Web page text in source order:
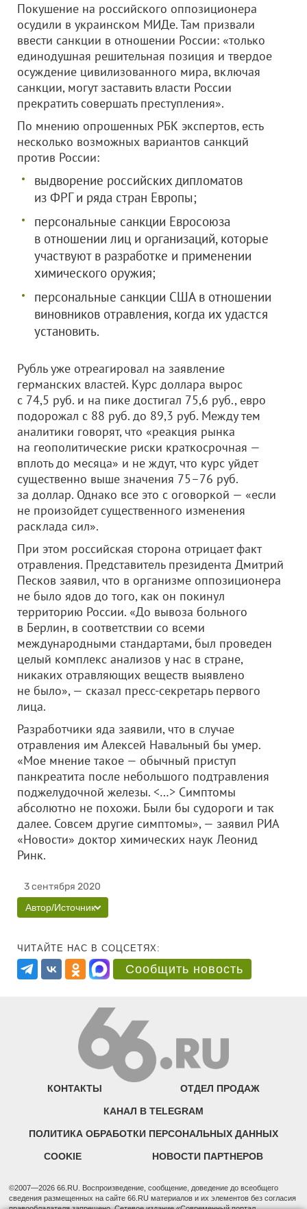
Покушение на российского оппозиционера
осудили в украинском МИДе. Там призвали
ввести санкции в отношении России: «только
единодушная решительная позиция и твердое
осуждение цивилизованного мира, включая
санкции, могут заставить власти России
прекратить совершать преступления».
По мнению опрошенных РБК экспертов, есть
несколько возможных вариантов санкций
против России:
выдворение российских дипломатов
из ФРГ и ряда стран Европы;
персональные санкции Евросоюза
в отношении лиц и организаций, которые
участвуют в разработке и применении
химического оружия;
персональные санкции США в отношении
виновников отравления, когда их удастся
установить.
Рубль уже отреагировал на заявление
германских властей. Курс доллара вырос
с 74,5 руб. и на пике достигал 75,6 руб., евро
подорожал с 88 руб. до 89,3 руб. Между тем
аналитики говорят, что «реакция рынка
на геополитические риски краткосрочная —
вплоть до месяца» и не ждут, что курс уйдет
существенно выше значения 75–76 руб.
за доллар. Однако все это с оговоркой — «если
не произойдет существенного изменения
расклада сил».
При этом российская сторона отрицает факт
отравления. Представитель президента Дмитрий
Песков заявил, что в организме оппозиционера
не было ядов до того, как он покинул
территорию России. «До вывоза больного
в Берлин, в соответствии со всеми
международными стандартами, был проведен
целый комплекс анализов у нас в стране,
никаких отравляющих веществ выявлено
не было», — сказал пресс-секретарь первого
лица.
Разработчики яда заявили, что в случае
отравления им Алексей Навальный бы умер.
«Мое мнение такое — обычный приступ
панкреатита после небольшого подтравления
поджелудочной железы. <…> Симптомы
абсолютно не похожи. Были бы судороги и так
далее. Совсем другие симптомы», — заявил РИА
«Новости» доктор химических наук Леонид
Ринк.
3 сентября 2020
Автор/Источник
ЧИТАЙТЕ НАС В СОЦСЕТЯХ:
Сообщить новость
КОНТАКТЫ ОТДЕЛ ПРОДАЖ
КАНАЛ В TELEGRAM
ПОЛИТИКА ОБРАБОТКИ ПЕРСОНАЛЬНЫХ ДАННЫХ
COOKIE НОВОСТИ ПАРТНЕРОВ
©2007—2026 66.RU. Воспроизведение, сообщение, доведение до всеобщего
сведения размещенных на сайте 66.RU материалов и их элементов без согласия